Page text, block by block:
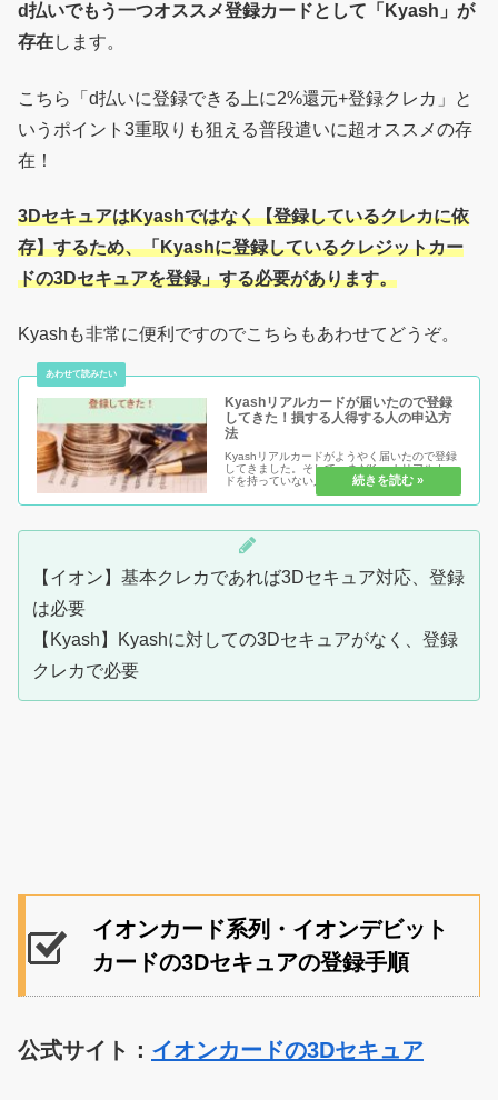
d払いでもう一つオススメ登録カードとして「Kyash」が
存在します。
こちら「d払いに登録できる上に2%還元+登録クレカ」と
いうポイント3重取りも狙える普段遣いに超オススメの存
在！
3DセキュアはKyashではなく【登録しているクレカに依
存】するため、「Kyashに登録しているクレジットカー
ドの3Dセキュアを登録」する必要があります。
Kyashも非常に便利ですのでこちらもあわせてどうぞ。
Kyashリアルカードが届いたので登録
してきた！損する人得する人の申込方
法
Kyashリアルカードがようやく届いたので登録
してきました。そして、まだKyashリアルカー
ドを持っていない人こそ見て欲しい理由は「普
通に登録したら損」だからこそです。あなただ
けは得する方法で登録をしてKyashリアルカー
【イオン】基本クレカであれば3Dセキュア対応、登録
は必要
【Kyash】Kyashに対しての3Dセキュアがなく、登録
クレカで必要
イオンカード系列・イオンデビット
カードの3Dセキュアの登録手順
公式サイト： イオンカードの3Dセキュア